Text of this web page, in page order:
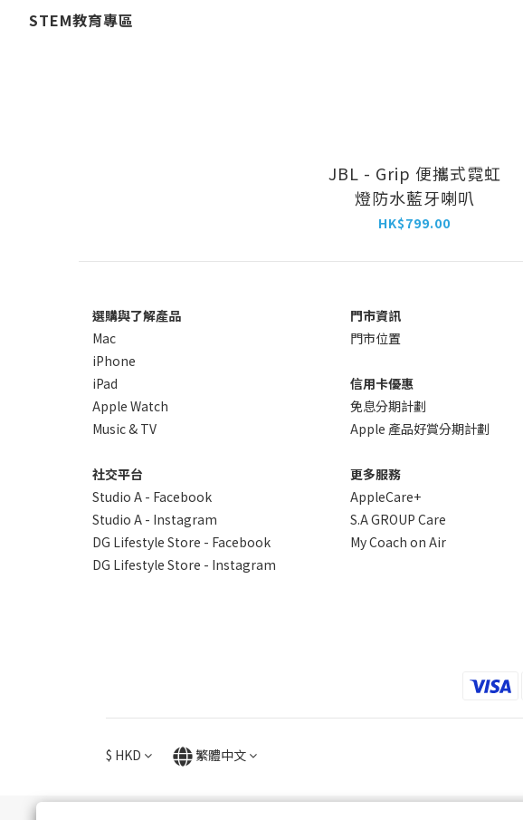
STEM教育專區
JBL - Grip 便攜式霓虹
燈防水藍牙喇叭
HK$799.00
選購與了解產品
Mac
iPhone
iPad
Apple Watch
Music & TV
社交平台
Studio A - Facebook
Studio A - Instagram
DG Lifestyle Store - Facebook
DG Lifestyle Store - Instagram
門市資訊
門市位置
信用卡優惠
免息分期計劃
Apple 產品好賞分期計劃
更多服務
AppleCare+
S.A GROUP Care
My Coach on Air
$ HKD 繁體中文